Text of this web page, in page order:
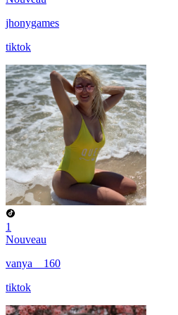
jhonygames
tiktok
1
Nouveau
vanya__160
tiktok